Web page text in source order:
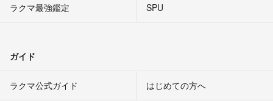
ラクマ最強鑑定
SPU
ガイド
ラクマ公式ガイド はじめての方へ